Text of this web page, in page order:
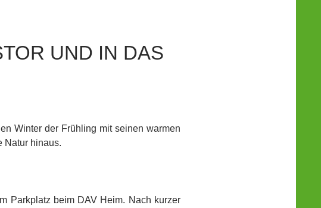
UND IN DAS
Winter der Frühling mit seinen warmen
Natur hinaus.
Parkplatz beim DAV Heim. Nach kurzer